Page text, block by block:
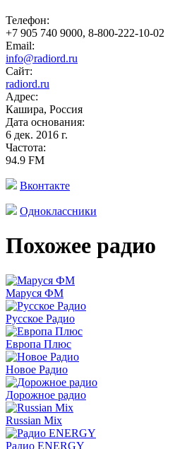
Телефон:
+7 905 740 9000, 8-800-222-10-02
Email:
info@radiord.ru
Сайт:
radiord.ru
Адрес:
Кашира, Россия
Дата основания:
6 дек. 2016 г.
Частота:
94.9 FM
Вконтакте
Одноклассники
Похожее радио
Маруся ФМ
Русское Радио
Европа Плюс
Новое Радио
Дорожное радио
Russian Mix
Радио ENERGY